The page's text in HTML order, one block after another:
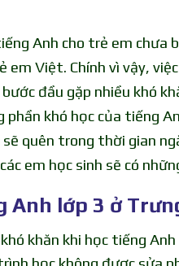
Anh cho trẻ em chưa
em Việt. Chính vì vậy,
bước đầu gặp nhiều khó
khó học của tiếng
quên trong thời gian
em học sinh sẽ có
Anh lớp 3 ở
khăn khi học tiếng